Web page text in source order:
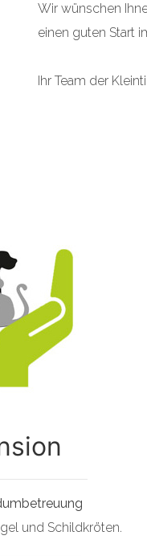
Wir wünschen
einen guten Start
Ihr Team der
und Schildkröten.